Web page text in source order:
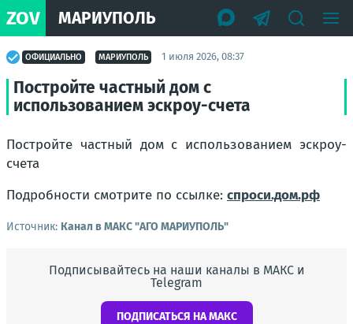
ZOV МАРИУПОЛЬ
ОФИЦИАЛЬНО МАРИУПОЛЬ 1 июля 2026, 08:37
Постройте частный дом с
использованием эскроу-счета
Постройте частный дом с использованием эскроу-
счета
Подробности смотрите по ссылке: спроси.дом.рф
Источник: Канал в МАКС "АГО МАРИУПОЛЬ"
Подписывайтесь на наши каналы в МАКС и
Telegram
ПОДПИСАТЬСЯ НА МАКС